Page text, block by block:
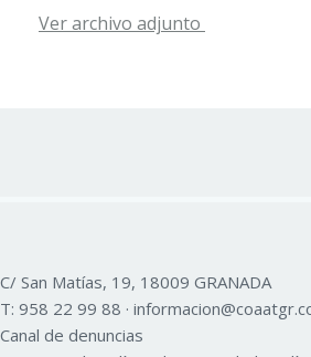
Ver archivo adjunto
C/ San Matías, 19, 18009 GRANADA
T: 958 22 99 88 ·
Canal de denuncias